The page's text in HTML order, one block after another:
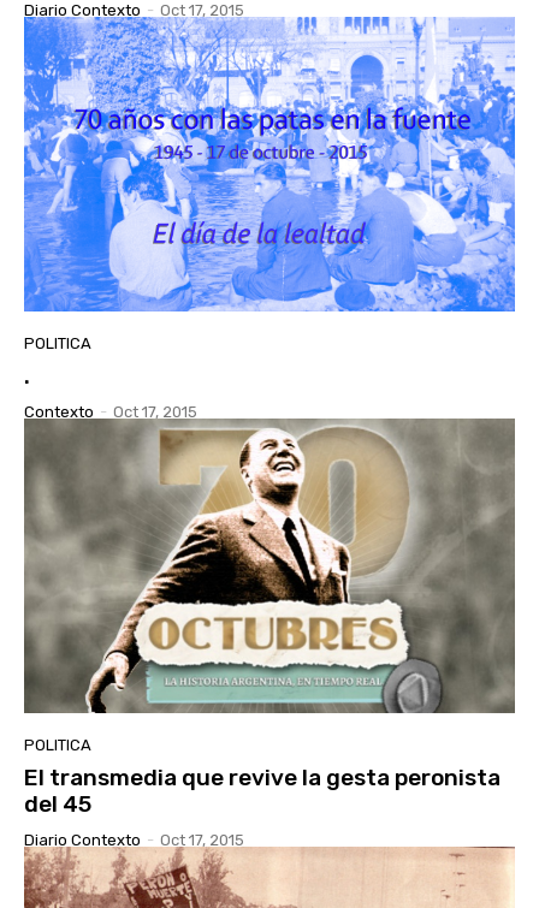
Diario Contexto - Oct 17, 2015
POLITICA
.
Contexto - Oct 17, 2015
POLITICA
El transmedia que revive la gesta peronista
del 45
Diario Contexto - Oct 17, 2015